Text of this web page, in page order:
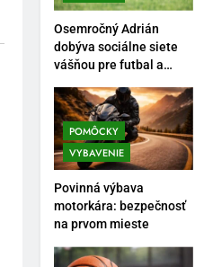
Osemročný Adrián
dobýva sociálne siete
vášňou pre futbal a
vďaka produktom z
Temu
POMÔCKY
VYBAVENIE
Povinná výbava
motorkára: bezpečnosť
na prvom mieste
5
loptu
6
Ako
7